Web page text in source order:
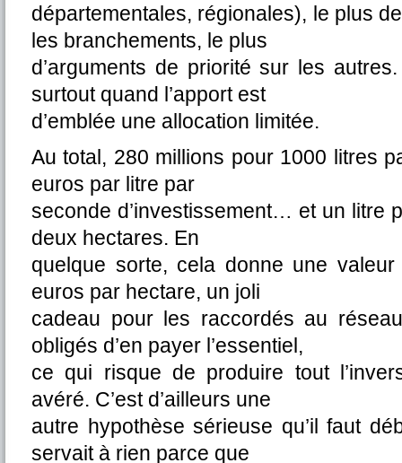
départementales, régionales), le plus
les branchements, le plus
d’arguments de priorité sur les
surtout quand l’apport est
d’emblée une allocation limitée.
Au total, 280 millions pour 1000 litres
euros par litre par
seconde d’investissement… et un litre
deux hectares. En
quelque sorte, cela donne une
euros par hectare, un joli
cadeau pour les raccordés au
obligés d’en payer l’essentiel,
ce qui risque de produire tout
avéré. C’est d’ailleurs une
autre hypothèse sérieuse qu’il faut
servait à rien parce que